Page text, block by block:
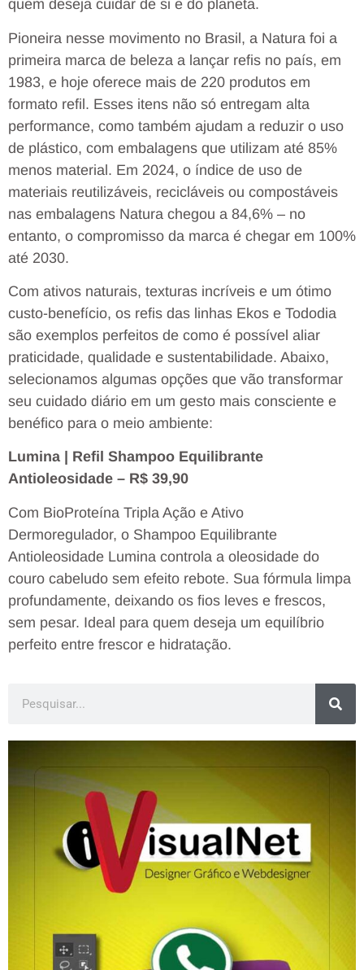
quem deseja cuidar de si e do planeta.
Pioneira nesse movimento no Brasil, a Natura foi a
primeira marca de beleza a lançar refis no país, em
1983, e hoje oferece mais de 220 produtos em
formato refil. Esses itens não só entregam alta
performance, como também ajudam a reduzir o uso
de plástico, com embalagens que utilizam até 85%
menos material. Em 2024, o índice de uso de
materiais reutilizáveis, recicláveis ou compostáveis
nas embalagens Natura chegou a 84,6% – no
entanto, o compromisso da marca é chegar em 100%
até 2030.
Com ativos naturais, texturas incríveis e um ótimo
custo-benefício, os refis das linhas Ekos e Tododia
são exemplos perfeitos de como é possível aliar
praticidade, qualidade e sustentabilidade. Abaixo,
selecionamos algumas opções que vão transformar
seu cuidado diário em um gesto mais consciente e
benéfico para o meio ambiente:
Lumina | Refil Shampoo Equilibrante
Antioleosidade – R$ 39,90
Com BioProteína Tripla Ação e Ativo
Dermoregulador, o Shampoo Equilibrante
Antioleosidade Lumina controla a oleosidade do
couro cabeludo sem efeito rebote. Sua fórmula limpa
profundamente, deixando os fios leves e frescos,
sem pesar. Ideal para quem deseja um equilíbrio
perfeito entre frescor e hidratação.